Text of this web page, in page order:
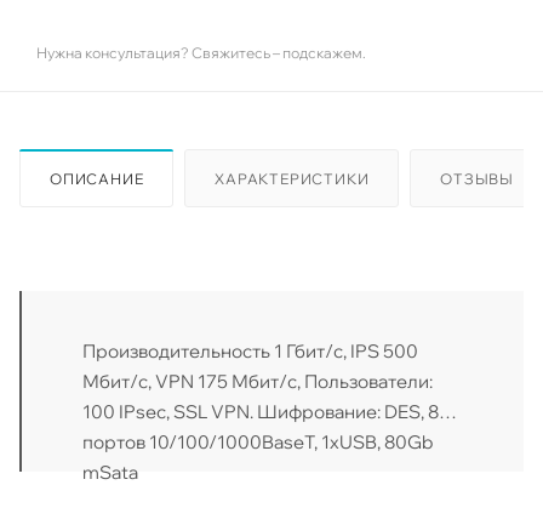
Нужна консультация? Свяжитесь – подскажем.
ОПИСАНИЕ ХАРАКТЕРИСТИКИ ОТЗЫВЫ
Производительность 1 Гбит/с, IPS 500
Мбит/с, VPN 175 Мбит/с, Пользователи:
100 IPsec, SSL VPN. Шифрование: DES, 8
портов 10/100/1000BaseT, 1xUSB, 80Gb
mSata